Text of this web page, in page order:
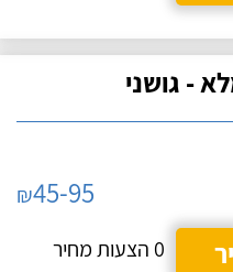
- גושני
₪45-95
0 הצעות מחיר